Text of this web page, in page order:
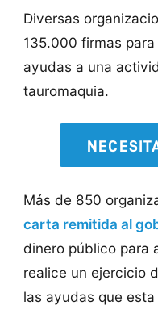
Diversas
135.000 firmas
ayudas a una
tauromaquia.
Más de 850
carta remitida al
dinero público para
realice un ejercicio
las ayudas que